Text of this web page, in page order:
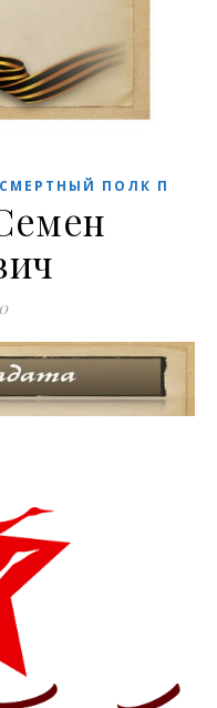
ПОЛК П